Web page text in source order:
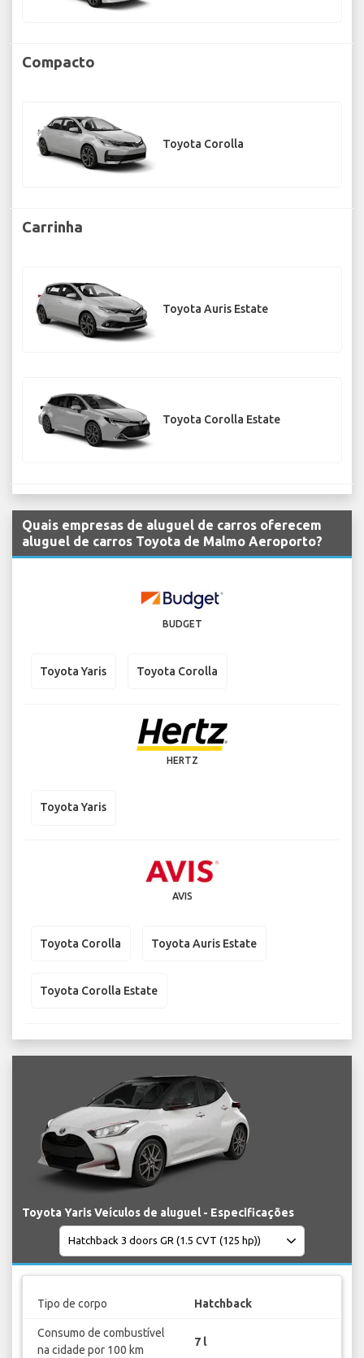
Compacto
Toyota Corolla
Carrinha
Toyota Auris Estate
Toyota Corolla Estate
Quais empresas de aluguel de carros oferecem
aluguel de carros Toyota de Malmo Aeroporto?
BUDGET
Toyota Yaris Toyota Corolla
HERTZ
Toyota Yaris
AVIS
Toyota Corolla Toyota Auris Estate
Toyota Corolla Estate
Toyota Yaris Veículos de aluguel - Especificações
Tipo de corpo Hatchback
Consumo de combustível
na cidade por 100 km
7 l